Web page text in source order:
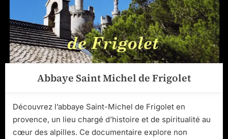
Abbaye Saint Michel de Frigolet
Découvrez l’abbaye Saint-Michel de Frigolet en
provence, un lieu chargé d’histoire et de spiritualité au
cœur des alpilles. Ce documentaire explore non